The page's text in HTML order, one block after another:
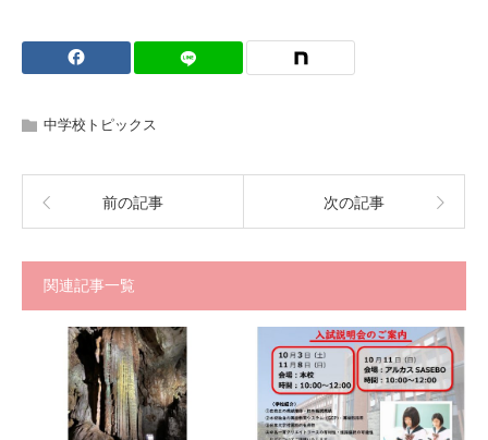
中学校トピックス
前の記事 次の記事
関連記事一覧